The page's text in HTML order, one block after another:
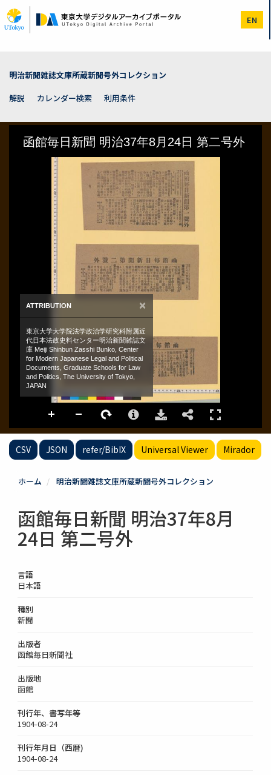
イ
ン
EN
明治新聞雑誌文庫所蔵新聞号外コレクション
解説
カレンダー検索 利用条件
CSV JSON refer/BibIX Universal Viewer Mirador
ホーム 明治新聞雑誌文庫所蔵新聞号外コレクション
函館毎日新聞 明治37年8月
24日 第二号外
言語
日本語
種別
新聞
出版者
函館毎日新聞社
出版地
函館
刊行年、書写年等
1904-08-24
刊行年月日（西暦)
1904-08-24